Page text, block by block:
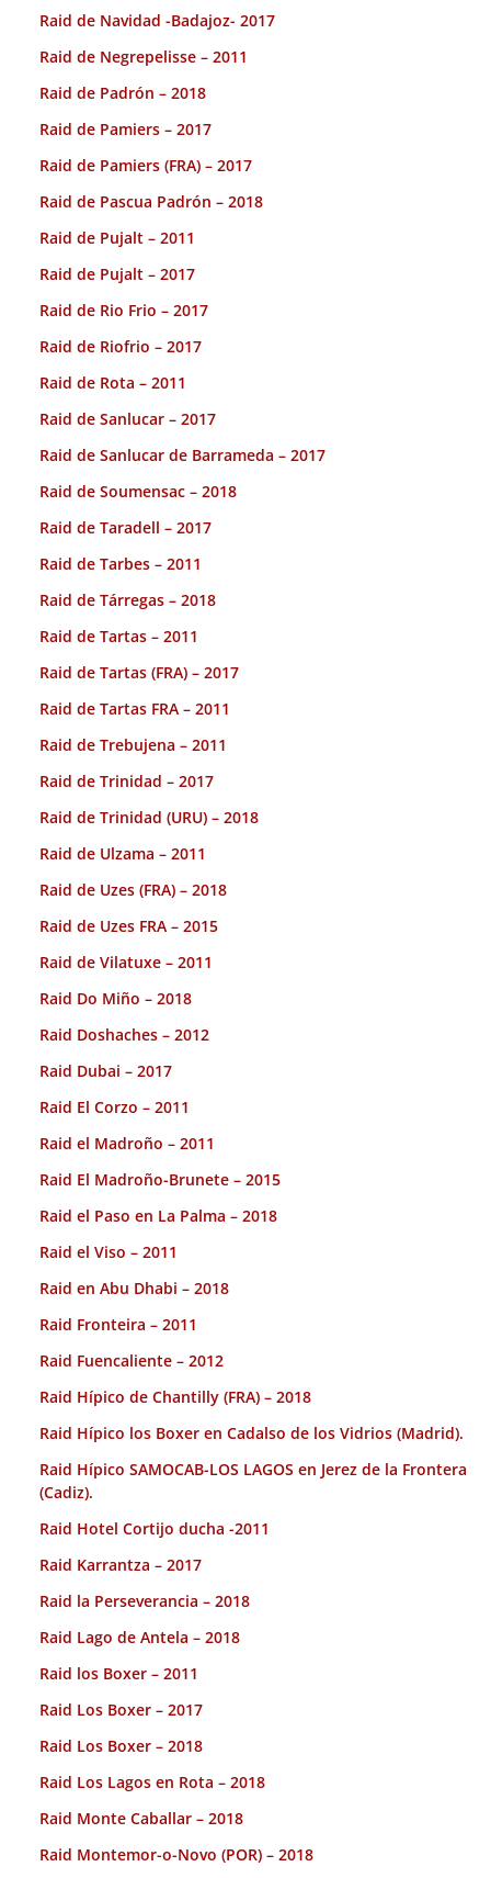
Raid de Navidad -Badajoz- 2017
Raid de Negrepelisse – 2011
Raid de Padrón – 2018
Raid de Pamiers – 2017
Raid de Pamiers (FRA) – 2017
Raid de Pascua Padrón – 2018
Raid de Pujalt – 2011
Raid de Pujalt – 2017
Raid de Rio Frio – 2017
Raid de Riofrio – 2017
Raid de Rota – 2011
Raid de Sanlucar – 2017
Raid de Sanlucar de Barrameda – 2017
Raid de Soumensac – 2018
Raid de Taradell – 2017
Raid de Tarbes – 2011
Raid de Tárregas – 2018
Raid de Tartas – 2011
Raid de Tartas (FRA) – 2017
Raid de Tartas FRA – 2011
Raid de Trebujena – 2011
Raid de Trinidad – 2017
Raid de Trinidad (URU) – 2018
Raid de Ulzama – 2011
Raid de Uzes (FRA) – 2018
Raid de Uzes FRA – 2015
Raid de Vilatuxe – 2011
Raid Do Miño – 2018
Raid Doshaches – 2012
Raid Dubai – 2017
Raid El Corzo – 2011
Raid el Madroño – 2011
Raid El Madroño-Brunete – 2015
Raid el Paso en La Palma – 2018
Raid el Viso – 2011
Raid en Abu Dhabi – 2018
Raid Fronteira – 2011
Raid Fuencaliente – 2012
Raid Hípico de Chantilly (FRA) – 2018
Raid Hípico los Boxer en Cadalso de los Vidrios (Madrid).
Raid Hípico SAMOCAB-LOS LAGOS en Jerez de la Frontera
(Cadiz).
Raid Hotel Cortijo ducha -2011
Raid Karrantza – 2017
Raid la Perseverancia – 2018
Raid Lago de Antela – 2018
Raid los Boxer – 2011
Raid Los Boxer – 2017
Raid Los Boxer – 2018
Raid Los Lagos en Rota – 2018
Raid Monte Caballar – 2018
Raid Montemor-o-Novo (POR) – 2018